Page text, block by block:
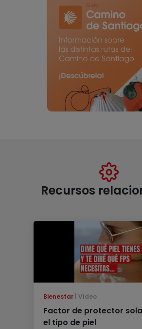
Recursos
Bienestar Vídeo
Factor de protector
el tipo de piel